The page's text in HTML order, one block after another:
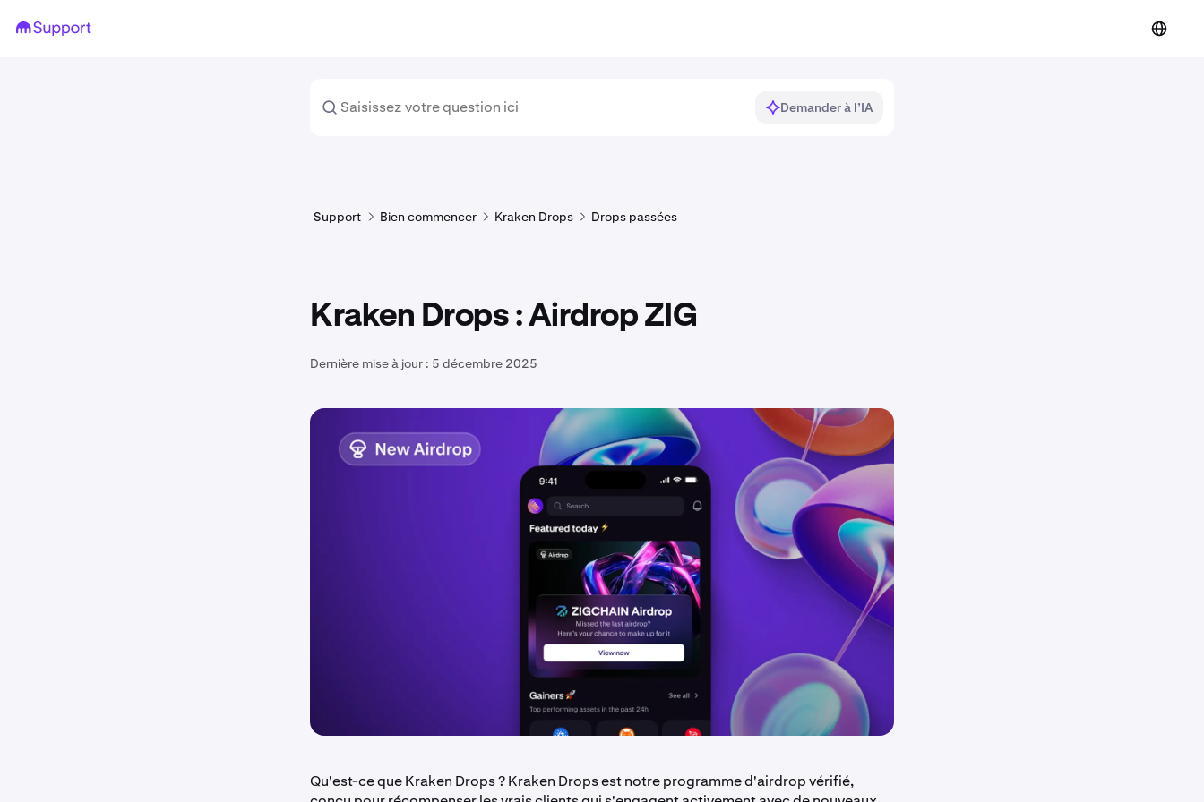
Demander à l’IA
Support Bien commencer Kraken Drops Drops passées
Kraken Drops : Airdrop ZIG
Dernière mise à jour : 5 décembre 2025
Qu'est-ce que Kraken Drops ? Kraken Drops est notre programme d'airdrop vérifié,